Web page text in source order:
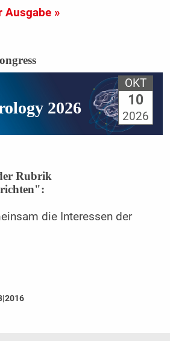
Ausgabe »
2026
OKT
10
2026
Rubrik
die Interessen der